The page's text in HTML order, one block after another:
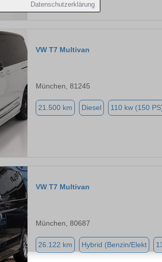
Datenschutzerklärung
VW T7 Multivan
München, 81245
21.500 km Diesel 110 kw (150
VW T7 Multivan
München, 80687
26.122 km Hybrid (Benzin/Elekt